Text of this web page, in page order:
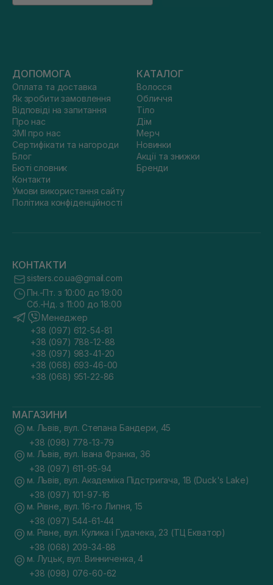
ДОПОМОГА
Оплата та доставка
Як зробити замовлення
Відповіді на запитання
Про нас
ЗМІ про нас
Сертифікати та нагороди
Блог
Бюті словник
Контакти
Умови використання сайту
Політика конфіденційності
КАТАЛОГ
Волосся
Обличчя
Тіло
Дім
Мерч
Новинки
Акції та знижки
Бренди
КОНТАКТИ
sisters.co.ua@gmail.com
Пн.-Пт. з 10:00 до 19:00
Сб.-Нд. з 11:00 до 18:00
Менеджер
+38 (097) 612-54-81
+38 (097) 788-12-88
+38 (097) 983-41-20
+38 (068) 693-46-00
+38 (068) 951-22-86
МАГАЗИНИ
м. Львів, вул. Степана Бандери, 45
+38 (098) 778-13-79
м. Львів, вул. Івана Франка, 36
+38 (097) 611-95-94
м. Львів, вул. Академіка Підстригача, 1В (Duck's Lake)
+38 (097) 101-97-16
м. Рівне, вул. 16-го Липня, 15
+38 (097) 544-61-44
м. Рівне, вул. Кулика і Гудачека, 23 (ТЦ Екватор)
+38 (068) 209-34-88
м. Луцьк, вул. Винниченка, 4
+38 (098) 076-60-62